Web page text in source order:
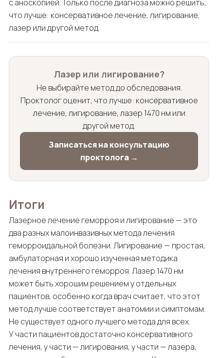
с аноскопией. Только после диагноза можно решить,
что лучше: консервативное лечение, лигирование,
лазер или другой метод.
Лазер или лигирование?
Не выбирайте метод до обследования.
Проктолог оценит, что лучше: консервативное
лечение, лигирование, лазер 1470 нм или
другой метод.
Записаться на консультацию
проктолога →
Итоги
Лазерное лечение геморроя и лигирование — это
два разных малоинвазивных метода лечения
геморроидальной болезни. Лигирование — простая,
амбулаторная и хорошо изученная методика
лечения внутреннего геморроя. Лазер 1470 нм
может быть хорошим решением у отдельных
пациентов, особенно когда врач считает, что этот
метод лучше соответствует анатомии и симптомам.
Не существует одного лучшего метода для всех.
У части пациентов достаточно консервативного
лечения, у части — лигирования, у части — лазера,